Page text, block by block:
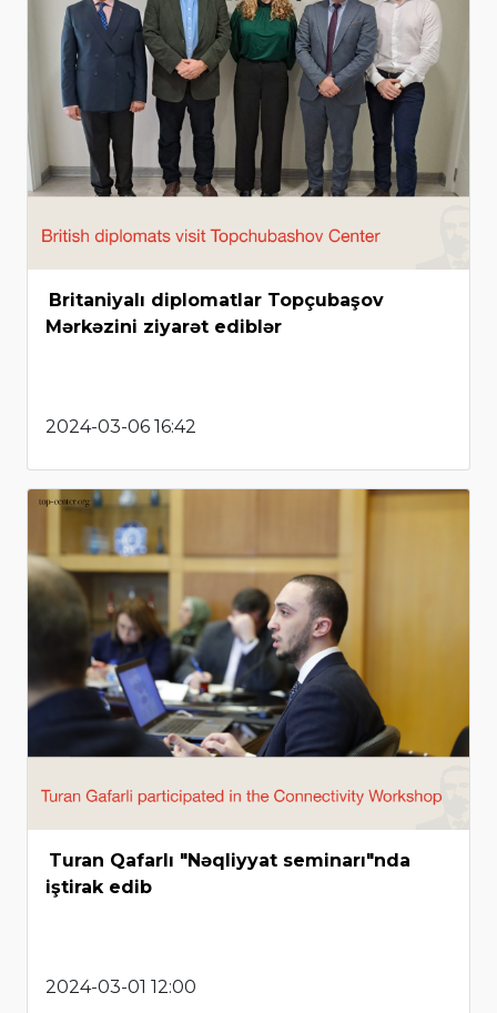
Britaniyalı diplomatlar Topçubaşov
Mərkəzini ziyarət ediblər
2024-03-06 16:42
Turan Qafarlı "Nəqliyyat seminarı"nda
iştirak edib
2024-03-01 12:00